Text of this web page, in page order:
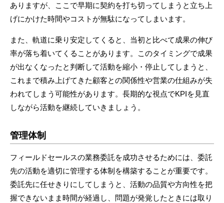
ありますが、ここで早期に契約を打ち切ってしまうと立ち上
げにかけた時間やコストが無駄になってしまいます。
また、軌道に乗り安定してくると、当初と比べて成果の伸び
率が落ち着いてくることがあります。このタイミングで成果
が出なくなったと判断して活動を縮小・停止してしまうと、
これまで積み上げてきた顧客との関係性や営業の仕組みが失
われてしまう可能性があります。長期的な視点でKPIを見直
しながら活動を継続していきましょう。
管理体制
フィールドセールスの業務委託を成功させるためには、委託
先の活動を適切に管理する体制を構築することが重要です。
委託先に任せきりにしてしまうと、活動の品質や方向性を把
握できないまま時間が経過し、問題が発覚したときには取り